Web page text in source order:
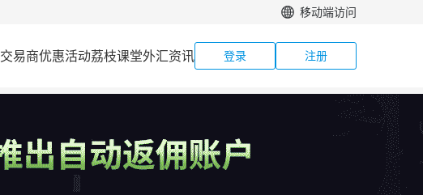
移动端访问
交易商优惠活动荔枝课堂外汇资讯 登录 注册